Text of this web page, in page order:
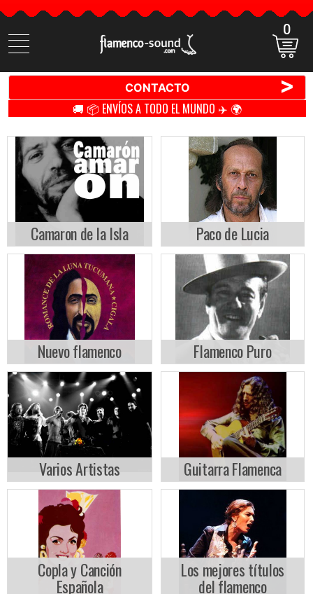
Buscar
productos
0
CONTACTO >
🚚 📦 ENVÍOS A TODO EL MUNDO ✈️ 🌍
Camaron de la Isla Paco de Lucia
Nuevo flamenco Flamenco Puro
Varios Artistas Guitarra Flamenca
Copla y Canción
Española
Los mejores títulos
del flamenco